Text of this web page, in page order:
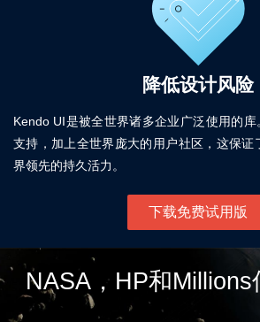
降低设计风险
Kendo UI是被全世界诸多企业广泛使用的
支持，加上全世界庞大的用户社区，这保证
界领先的持久活力。
下载免费试用版
NASA，HP和Millions